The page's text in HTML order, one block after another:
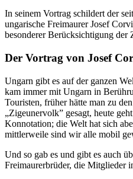
In seinem Vortrag schildert der
ungarische Freimaurer Josef
besonderer Berücksichtigung der
Der Vortrag von Josef
Ungarn gibt es auf der ganzen
kam immer mit Ungarn in
Touristen, früher hätte man zu
„Zigeunervolk” gesagt, heute
Konnotation; die Welt hat sich
mittlerweile sind wir alle mobil
Und so gab es und gibt es auch
Freimaurerbrüder, die Mitglieder